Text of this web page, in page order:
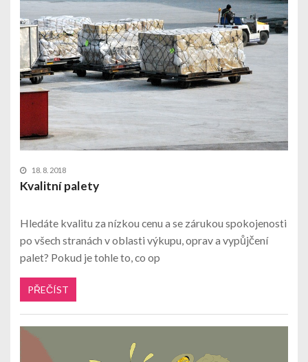
18. 8. 2018
Kvalitní palety
Hledáte kvalitu za nízkou cenu a se zárukou spokojenosti
po všech stranách v oblasti výkupu, oprav a vypůjčení
palet? Pokud je tohle to, co op
PŘEČÍST